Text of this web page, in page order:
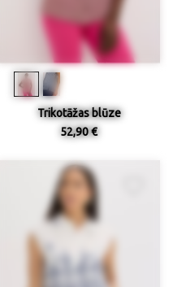
Trikotāžas blūze
52,90 €